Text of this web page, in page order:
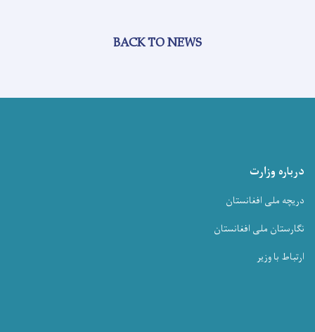
BACK TO NEWS
درباره وزارت
دریچه ملی افغانستان
نگارستان ملی افغانستان
ارتباط با وزیر